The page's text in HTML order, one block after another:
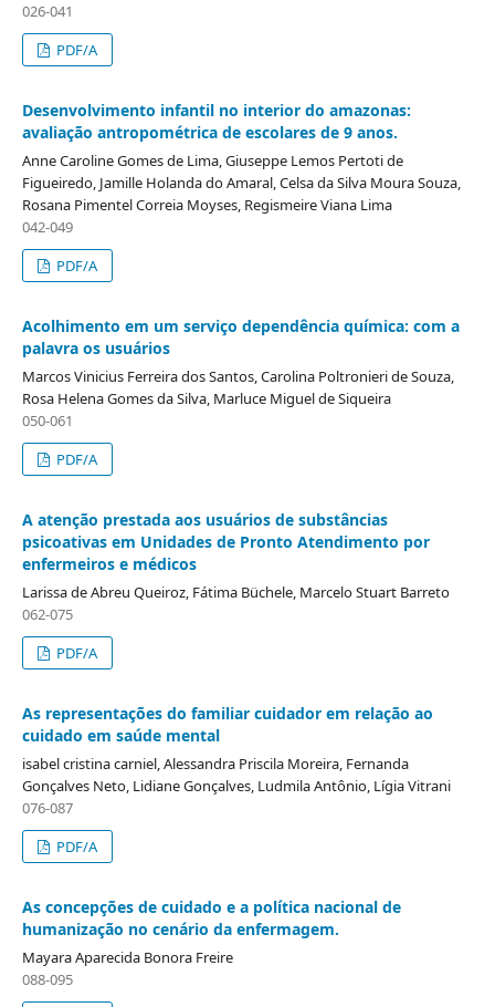
026-041
PDF/A
Desenvolvimento infantil no interior do amazonas:
avaliação antropométrica de escolares de 9 anos.
Anne Caroline Gomes de Lima, Giuseppe Lemos Pertoti de
Figueiredo, Jamille Holanda do Amaral, Celsa da Silva Moura Souza,
Rosana Pimentel Correia Moyses, Regismeire Viana Lima
042-049
PDF/A
Acolhimento em um serviço dependência química: com a
palavra os usuários
Marcos Vinicius Ferreira dos Santos, Carolina Poltronieri de Souza,
Rosa Helena Gomes da Silva, Marluce Miguel de Siqueira
050-061
PDF/A
A atenção prestada aos usuários de substâncias
psicoativas em Unidades de Pronto Atendimento por
enfermeiros e médicos
Larissa de Abreu Queiroz, Fátima Büchele, Marcelo Stuart Barreto
062-075
PDF/A
As representações do familiar cuidador em relação ao
cuidado em saúde mental
isabel cristina carniel, Alessandra Priscila Moreira, Fernanda
Gonçalves Neto, Lidiane Gonçalves, Ludmila Antônio, Lígia Vitrani
076-087
PDF/A
As concepções de cuidado e a política nacional de
humanização no cenário da enfermagem.
Mayara Aparecida Bonora Freire
088-095